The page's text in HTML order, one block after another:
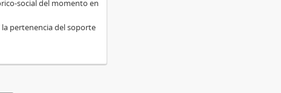
social del momento en
pertenencia del soporte